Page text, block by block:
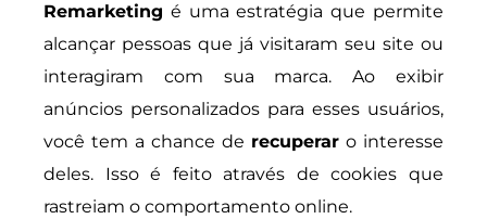
Remarketing é uma estratégia que permite
alcançar pessoas que já visitaram seu site ou
interagiram com sua marca. Ao exibir
anúncios personalizados para esses usuários,
você tem a chance de recuperar o interesse
deles. Isso é feito através de cookies que
rastreiam o comportamento online.